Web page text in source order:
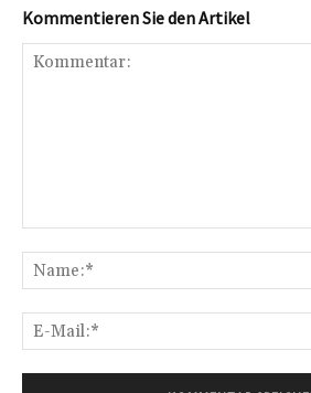
Kommentieren Sie den Artikel